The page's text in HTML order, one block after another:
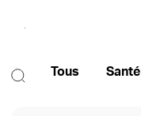
Tous Santé